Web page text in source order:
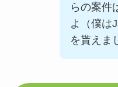
らの案件
よ（僕は
を貰えま